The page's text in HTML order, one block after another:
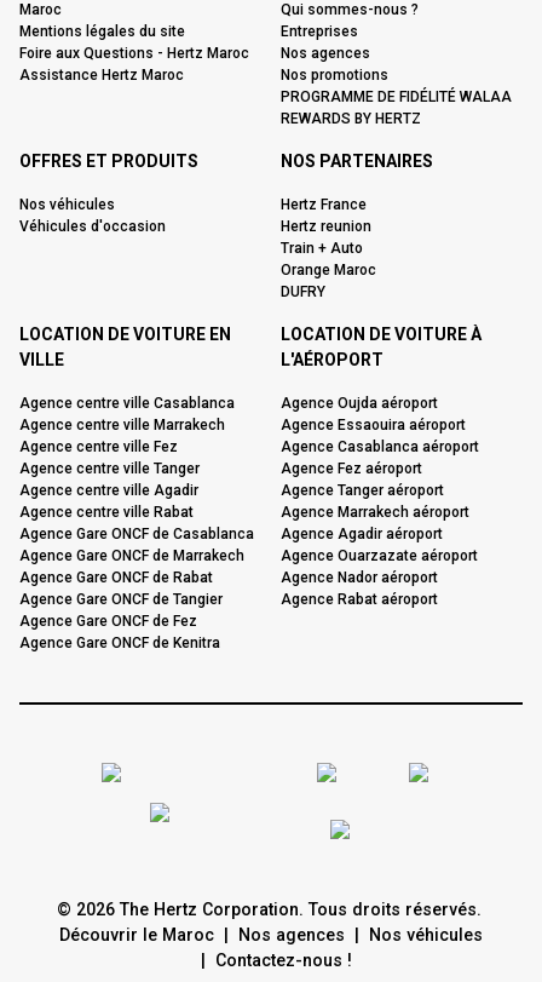
Maroc
Mentions légales du site
Foire aux Questions - Hertz Maroc
Assistance Hertz Maroc
Qui sommes-nous ?
Entreprises
Nos agences
Nos promotions
PROGRAMME DE FIDÉLITÉ WALAA
REWARDS BY HERTZ
OFFRES ET PRODUITS
Nos véhicules
Véhicules d'occasion
NOS PARTENAIRES
Hertz France
Hertz reunion
Train + Auto
Orange Maroc
DUFRY
LOCATION DE VOITURE EN
VILLE
Agence centre ville Casablanca
Agence centre ville Marrakech
Agence centre ville Fez
Agence centre ville Tanger
Agence centre ville Agadir
Agence centre ville Rabat
Agence Gare ONCF de Casablanca
Agence Gare ONCF de Marrakech
Agence Gare ONCF de Rabat
Agence Gare ONCF de Tangier
Agence Gare ONCF de Fez
Agence Gare ONCF de Kenitra
LOCATION DE VOITURE À
L'AÉROPORT
Agence Oujda aéroport
Agence Essaouira aéroport
Agence Casablanca aéroport
Agence Fez aéroport
Agence Tanger aéroport
Agence Marrakech aéroport
Agence Agadir aéroport
Agence Ouarzazate aéroport
Agence Nador aéroport
Agence Rabat aéroport
© 2026 The Hertz Corporation. Tous droits réservés.
Découvrir le Maroc
Nos agences
Nos véhicules
Contactez-nous !